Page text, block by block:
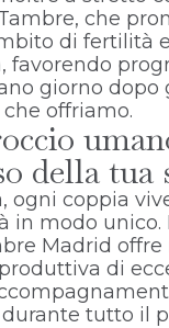
che
di fertilità
favorendo
giorno dopo
offriamo.
della tua
ogni coppia
in modo unico.
Madrid offre
di
tutto il